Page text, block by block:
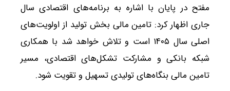
مفتح در پایان با اشاره به برنامه‌های اقتصادی سال
جاری اظهار کرد: تامین مالی بخش تولید از اولویت‌های
اصلی سال ۱۴۰۵ است و تلاش خواهد شد با همکاری
شبکه بانکی و مشارکت تشکل‌های اقتصادی، مسیر
تامین مالی بنگاه‌های تولیدی تسهیل و تقویت شود.